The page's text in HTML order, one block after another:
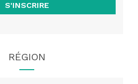
S'INSCRIRE
RÉGION